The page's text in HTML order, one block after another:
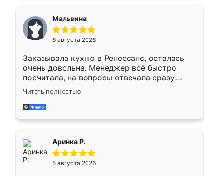
меньше, здесь же он более разнообразный.
Мне нравится ,если что-то потребуется из
мебели буду заказывать только здесь.
Мальвина
6 августа 2026
Заказывала кухню в Ренессанс, осталась
очень довольна. Менеджер всё быстро
посчитала, на вопросы отвечала сразу.
Замерщик приехал в субботу, подошёл к
делу со всей ответственностью. Собрали
за день, ребята работали аккуратно, даже
Читать полностью
Аринка Р.
5 августа 2026